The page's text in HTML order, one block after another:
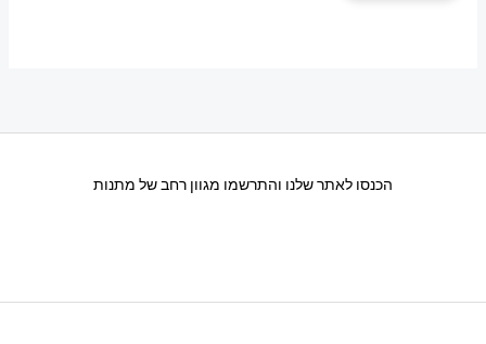
הכנסו לאתר שלנו והתרשמו מגוון רחב של מתנות